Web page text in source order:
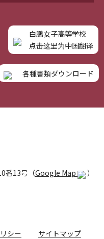
白鵬女子高等学校
点击这里为中国翻译
各種書類ダウンロード
番13号（Google Map
）
シー サイトマップ